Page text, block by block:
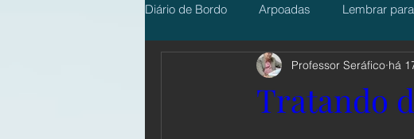
Diário de Bordo Arpoadas Lembrar
PanPoética Demia Camarote Na
Tratando
Professor Seráfico há